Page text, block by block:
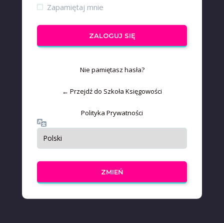
Zapamiętaj mnie
Nie pamiętasz hasła?
← Przejdź do Szkoła Księgowości
Polityka Prywatności